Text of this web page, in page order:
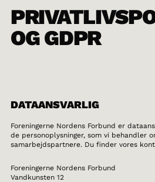
OG GDPR
DATAANSVARLIG
Foreningerne Nordens Forbund er
de personoplysninger, som vi behandler
samarbejdspartnere. Du finder vores
Foreningerne Nordens Forbund
Vandkunsten 12